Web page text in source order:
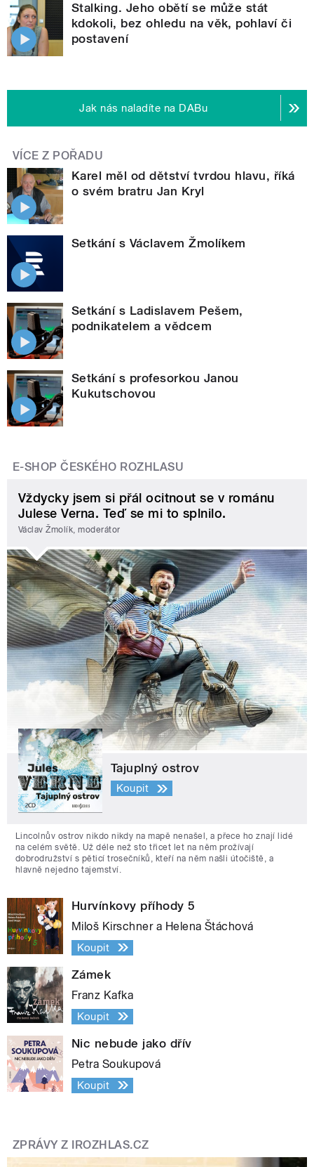
Stalking. Jeho obětí se může stát
kdokoli, bez ohledu na věk, pohlaví či
postavení
Jak nás naladíte na DABu
VÍCE Z POŘADU
Karel měl od dětství tvrdou hlavu, říká
o svém bratru Jan Kryl
Setkání s Václavem Žmolíkem
Setkání s Ladislavem Pešem,
podnikatelem a vědcem
Setkání s profesorkou Janou
Kukutschovou
E-SHOP ČESKÉHO ROZHLASU
Vždycky jsem si přál ocitnout se v románu
Julese Verna. Teď se mi to splnilo.
Václav Žmolík, moderátor
Tajuplný ostrov
Koupit
Lincolnův ostrov nikdo nikdy na mapě nenašel, a přece ho znají lidé
na celém světě. Už déle než sto třicet let na něm prožívají
dobrodružství s pěticí trosečníků, kteří na něm našli útočiště, a
hlavně nejedno tajemství.
Hurvínkovy příhody 5
Miloš Kirschner a Helena Štáchová
Koupit
Zámek
Franz Kafka
Koupit
Nic nebude jako dřív
Petra Soukupová
Koupit
ZPRÁVY Z IROZHLAS.CZ